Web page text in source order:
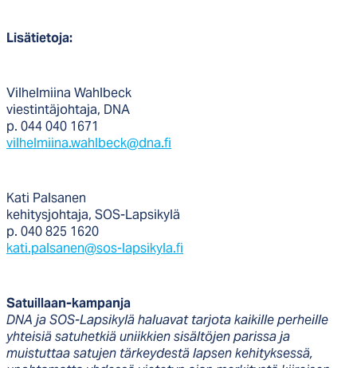
Lisätietoja:
Vilhelmiina Wahlbeck
viestintäjohtaja, DNA
p. 044 040 1671
vilhelmiina.wahlbeck@dna.fi
Kati Palsanen
kehitysjohtaja, SOS-Lapsikylä
p. 040 825 1620
kati.palsanen@sos-lapsikyla.fi
Satuillaan-kampanja
DNA ja SOS-Lapsikylä haluavat tarjota kaikille perheille
yhteisiä satuhetkiä uniikkien sisältöjen parissa ja
muistuttaa satujen tärkeydestä lapsen kehityksessä,